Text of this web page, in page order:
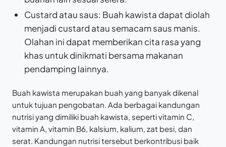
Custard atau saus: Buah kawista dapat diolah
menjadi custard atau semacam saus manis.
Olahan ini dapat memberikan cita rasa yang
khas untuk dinikmati bersama makanan
pendamping lainnya.
Buah kawista merupakan buah yang banyak dikenal
untuk tujuan pengobatan. Ada berbagai kandungan
nutrisi yang dimiliki buah kawista, seperti vitamin C,
vitamin A, vitamin B6, kalsium, kalium, zat besi, dan
serat. Kandungan nutrisi tersebut berkontribusi baik